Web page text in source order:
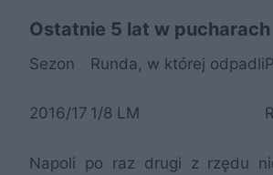
Ostatnie 5 lat w pucharach
Sezon Runda, w której odpadli
2016/17 1/8 LM
Napoli po raz drugi z rzędu